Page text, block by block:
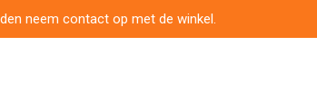
neem contact op met de winkel.